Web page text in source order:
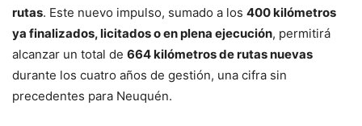
rutas. Este nuevo impulso, sumado a los 400 kilómetros
ya finalizados, licitados o en plena ejecución, permitirá
alcanzar un total de 664 kilómetros de rutas nuevas
durante los cuatro años de gestión, una cifra sin
precedentes para Neuquén.